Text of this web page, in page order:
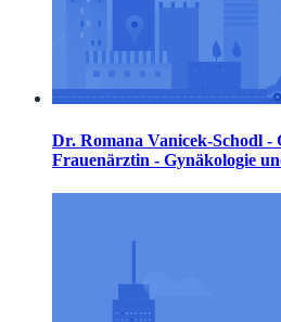
Dr. Romana Vanicek-Schodl -
Frauenärztin - Gynäkologie